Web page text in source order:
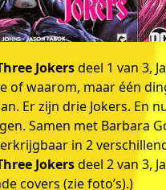
Jokersdeel 1 van 3,
of waarom, maar één
Er zijn drie Jokers. En
Samen met Barbara
in 2
Jokersdeel 2 van 3,
covers (zie foto’s).)